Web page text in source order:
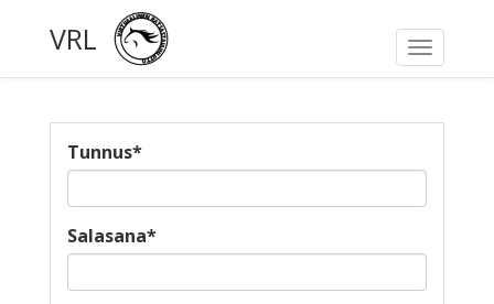
Toggle
VRL
Tunnus*
Salasana*